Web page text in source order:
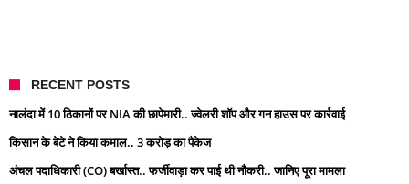
RECENT POSTS
नालंदा में 10 ठिकानों पर NIA की छापेमारी.. ज्वेलरी शॉप और गन हाउस पर कार्रवाई
किसान के बेटे ने किया कमाल.. 3 करोड़ का पैकेज
अंचल पदाधिकारी (CO) बर्खास्त.. फर्जीवाड़ा कर पाई थी नौकरी.. जानिए पूरा मामला